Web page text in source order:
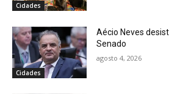
Cidades
Cidades
Aécio Neves
Senado
agosto 4, 2026